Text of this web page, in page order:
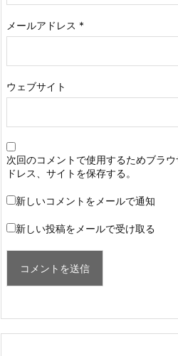
メールアドレス *
ウェブサイト
次回のコメントで使用するためブラ
ドレス、サイトを保存する。
新しいコメントをメールで通知
新しい投稿をメールで受け取る